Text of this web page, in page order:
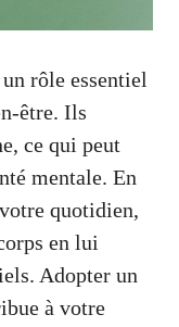
rôle essentiel
être. Ils
ce qui peut
mentale. En
quotidien,
en lui
Adopter un
à votre